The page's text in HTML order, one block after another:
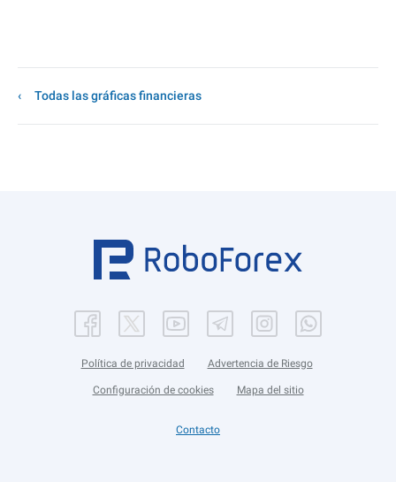
Todas las gráficas financieras
Política de privacidad Advertencia de Riesgo
Configuración de cookies Mapa del sitio
Contacto